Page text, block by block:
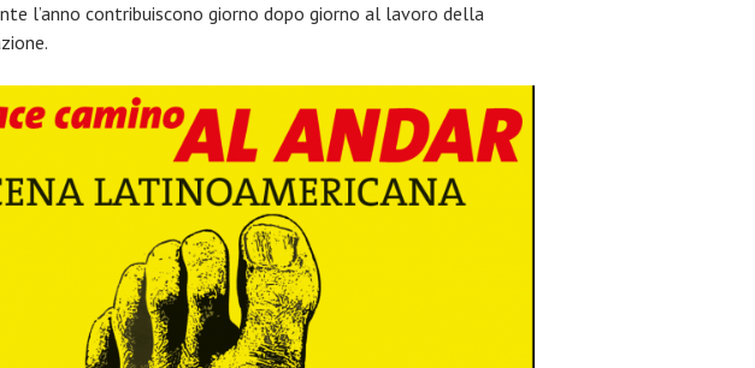
l’anno contribuiscono giorno dopo giorno al lavoro della